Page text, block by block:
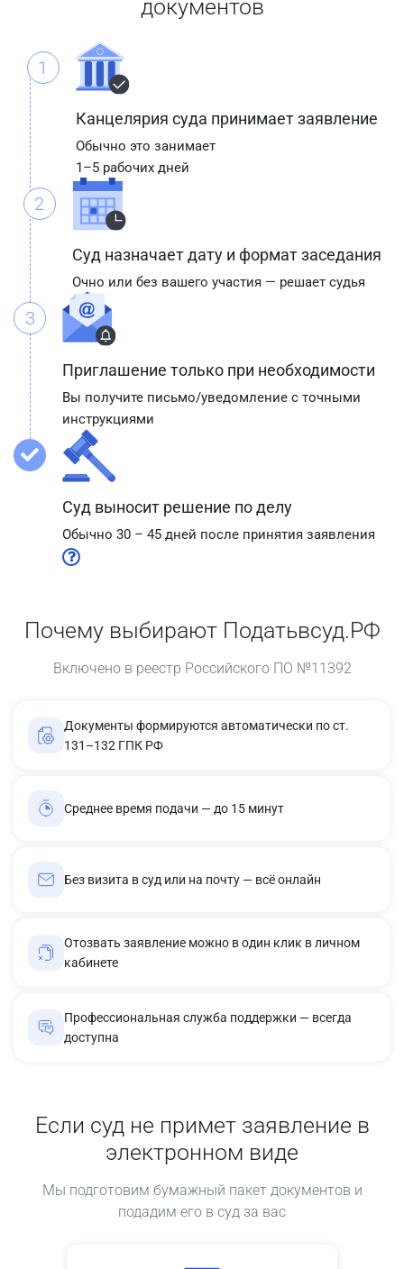
документов
1
Канцелярия суда принимает заявление
Обычно это занимает
1–5 рабочих дней
2
Суд назначает дату и формат заседания
Очно или без вашего участия — решает судья
3
Приглашение только при необходимости
Вы получите письмо/уведомление с точными
инструкциями
Суд выносит решение по делу
Обычно 30 – 45 дней после принятия заявления
Почему выбирают Податьвсуд.РФ
Включено в реестр Российского ПО №11392
Документы формируются автоматически по ст.
131–132 ГПК РФ
Среднее время подачи — до 15 минут
Без визита в суд или на почту — всё онлайн
Отозвать заявление можно в один клик в личном
кабинете
Профессиональная служба поддержки — всегда
доступна
Если суд не примет заявление в
электронном виде
Мы подготовим бумажный пакет документов и
подадим его в суд за вас